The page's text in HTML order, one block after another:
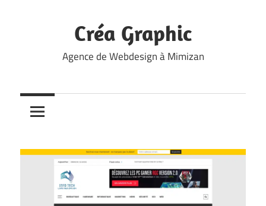
Créa Graphic
Agence de Webdesign à Mimizan